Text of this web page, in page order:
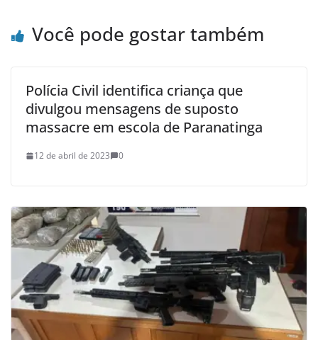
Você pode gostar também
Polícia Civil identifica criança que
divulgou mensagens de suposto
massacre em escola de Paranatinga
12 de abril de 2023 0